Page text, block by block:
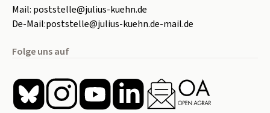
Mail: poststelle@julius-kuehn.de
De-Mail:poststelle@julius-kuehn.de-mail.de
Folge uns auf